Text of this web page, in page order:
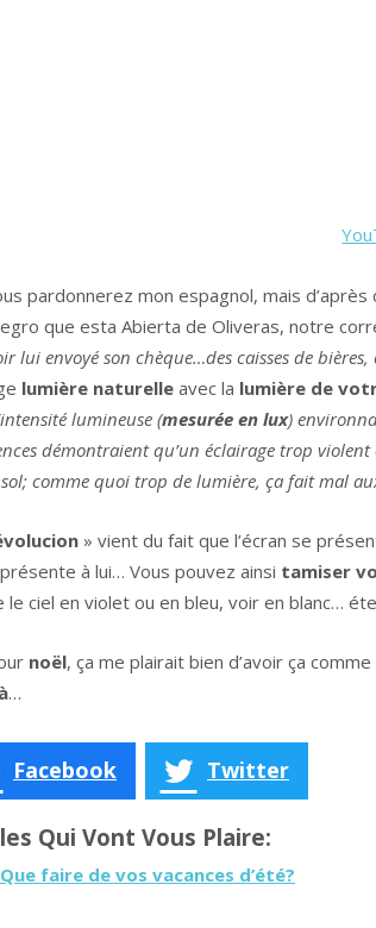
pardonnerez mon espagnol, mais
que esta Abierta de Oliveras, notre
lui envoyé son chèque…des caisses de
lumière naturelle avec la lumière de
lumineuse (mesurée en lux)
démontraient qu’un éclairage trop
comme quoi trop de lumière, ça fait mal
» vient du fait que l’écran se
à lui… Vous pouvez ainsi tamiser
ciel en violet ou en bleu, voir en blanc…
noël, ça me plairait bien d’avoir ça
…
Facebook Twitter
Qui Vont Vous Plaire:
Que faire de vos vacances d’été?